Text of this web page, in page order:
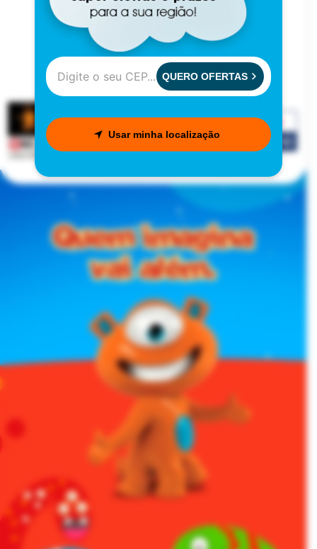
Formas de pagamento
Segurança e certificações
QUERO OFERTAS
Usar minha localização